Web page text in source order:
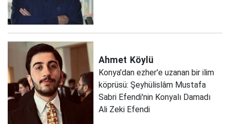
Ahmet Köylü
Konya'dan ezher'e uzanan bir ilim
köprüsü: Şeyhülislâm Mustafa
Sabri Efendi'nin Konyalı Damadı
Ali Zeki Efendi